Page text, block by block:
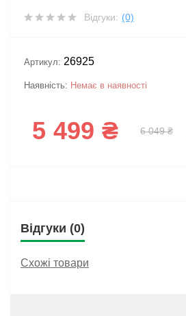
Відгуки: (0)
Артикул: 26925
Наявність: Немає в наявності
5 499 ₴ 6 049 ₴
Відгуки (0)
Схожі товари